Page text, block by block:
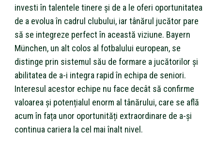
investi în talentele tinere și de a le oferi oportunitatea
de a evolua în cadrul clubului, iar tânărul jucător pare
să se integreze perfect în această viziune. Bayern
München, un alt colos al fotbalului european, se
distinge prin sistemul său de formare a jucătorilor și
abilitatea de a-i integra rapid în echipa de seniori.
Interesul acestor echipe nu face decât să confirme
valoarea și potențialul enorm al tânărului, care se află
acum în fața unor oportunități extraordinare de a-și
continua cariera la cel mai înalt nivel.